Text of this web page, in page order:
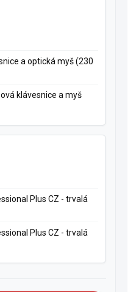
a optická myš (230
klávesnice a myš
Plus CZ - trvalá
Plus CZ - trvalá